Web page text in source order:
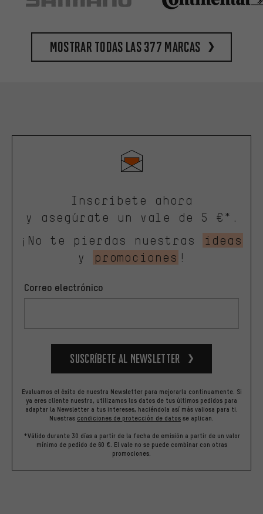
Mostrar todas las 377 marcas
Inscríbete ahora
y asegúrate un vale de 5 €*.
¡No te pierdas nuestras
ideas
y
promociones !
Correo electrónico
Suscríbete al newsletter
Evaluamos el éxito de nuestra Newsletter para mejorarla continuamente. Si
ya eres cliente nuestro, utilizamos los datos de tus últimos pedidos para
adaptar la Newsletter a tus intereses, haciéndola así más valiosa para ti.
Nuestras condiciones de protección de datos se aplican.
*Válido durante 30 días a partir de la fecha de emisión a partir de un valor
mínimo de pedido de 60 €. El vale no se puede combinar con otras
promociones.